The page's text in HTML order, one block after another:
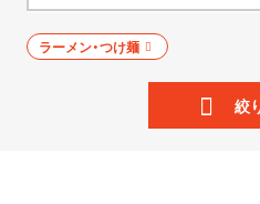
青森県
岩手県
ニュース
ラーメン・つけ麺
絞